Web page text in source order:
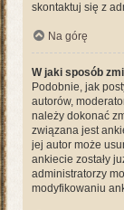
skontaktuj się z
Na górę
W jaki sposób
Podobnie, jak
autorów,
należy dokonać
związana jest
jej autor może
ankiecie zostały
administratorzy
modyfikowaniu